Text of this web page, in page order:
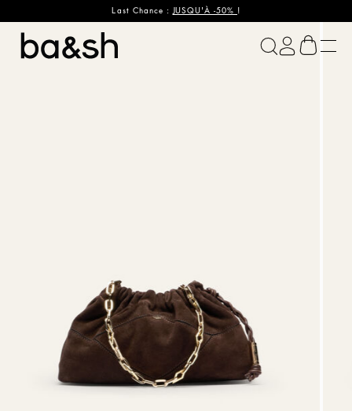
Last Chance :JUSQU'À -50% !
ba&sh